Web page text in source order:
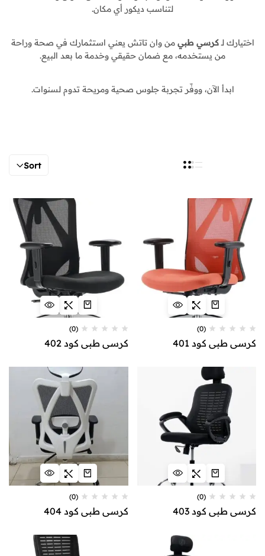
لتناسب ديكور أي مكان.
اختيارك لـكرسي طبي من وان تاتش يعني استثمارك في صحة وراحة
من يستخدمه، مع ضمان حقيقي وخدمة ما بعد البيع.
ابدأ الآن، ووفّر تجربة جلوس صحية ومريحة تدوم لسنوات.
Sort
(0)
كرسي طبي كود 401
(0)
كرسي طبي كود 402
(0)
كرسي طبي كود 403
(0)
كرسي طبي كود 404